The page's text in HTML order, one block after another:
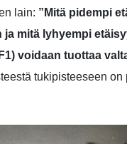
lain: ”Mitä pidempi
mitä lyhyempi
voidaan tuottaa
tukipisteeseen